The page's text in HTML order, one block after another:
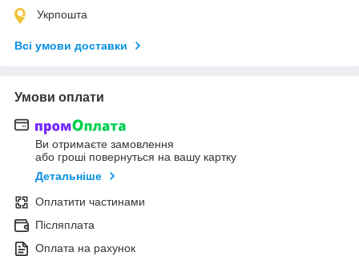
Укрпошта
Всі умови доставки
Умови оплати
Ви отримаєте замовлення
або гроші повернуться на вашу картку
Детальніше
Оплатити частинами
Післяплата
Оплата на рахунок